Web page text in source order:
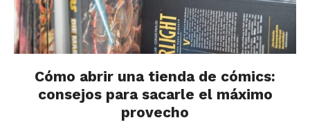
Cómo abrir una tienda de cómics:
consejos para sacarle el máximo
provecho